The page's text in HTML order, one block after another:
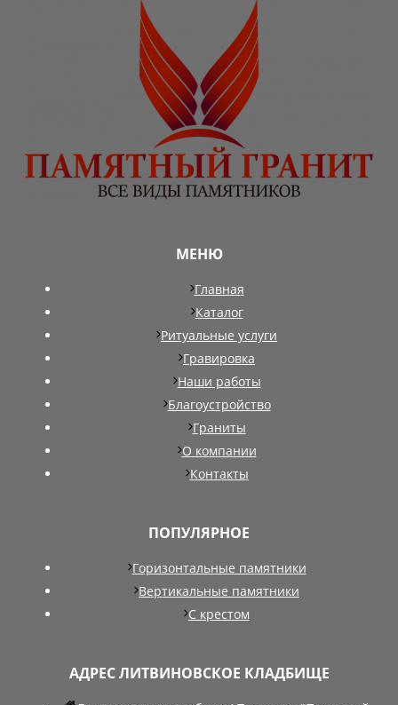
МЕНЮ
Главная
Каталог
Ритуальные услуги
Гравировка
Наши работы
Благоустройство
Граниты
О компании
Контакты
ПОПУЛЯРНОЕ
Горизонтальные памятники
Вертикальные памятники
С крестом
АДРЕС ЛИТВИНОВСКОЕ КЛАДБИЩЕ